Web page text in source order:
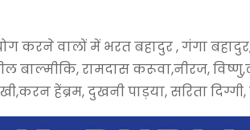
वालों में भरत बहादुर , गंगा बहादुर,
बाल्मीकि, रामदास करूवा,नीरज,
हेंब्रम, दुखनी पाड़या, सरिता